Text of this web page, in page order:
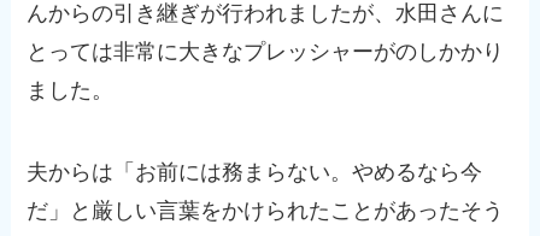
んからの引き継ぎが行われましたが、水田さんに
とっては非常に大きなプレッシャーがのしかかり
ました。
夫からは「お前には務まらない。やめるなら今
だ」と厳しい言葉をかけられたことがあったそう